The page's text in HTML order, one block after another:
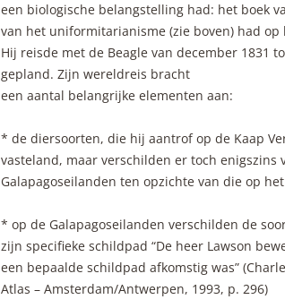
een biologische belangstelling had: het boek
van het uniformitarianisme (zie boven) had
Hij reisde met de Beagle van december 1831
gepland. Zijn wereldreis bracht
een aantal belangrijke elementen aan:
* de diersoorten, die hij aantrof op de Kaap
vasteland, maar verschilden er toch
Galapagoseilanden ten opzichte van die op
* op de Galapagoseilanden verschilden de
zijn specifieke schildpad “De heer Lawson
een bepaalde schildpad afkomstig was”
Atlas – Amsterdam/Antwerpen, 1993, p. 296)